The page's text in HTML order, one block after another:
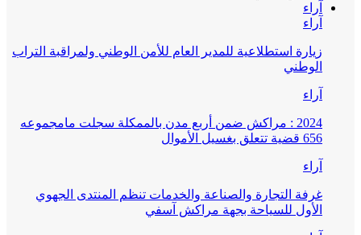
آراء
آراء
زيارة استطلاعية للمدير العام للأمن الوطني ولمراقبة التراب
الوطني
آراء
2024 : مراكش ضمن أربع مدن بالممكلة سجلت مامجموعه
656 قضية تتعلق بغسيل الأموال
آراء
غرفة التجارة والصناعة والخدمات تنظم المنتدى الجهوي
الأول للسياحة بجهة مراكش آسفي